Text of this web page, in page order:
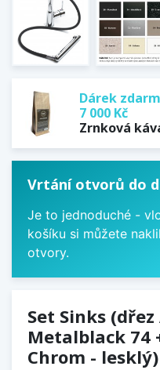
Dárek
7 000 Kč
Zrnková
Vrtání otvorů do
Je to jednoduché -
košíku si můžete
otvory.
Set Sinks
Metalblack 74
Chrom - lesklý)